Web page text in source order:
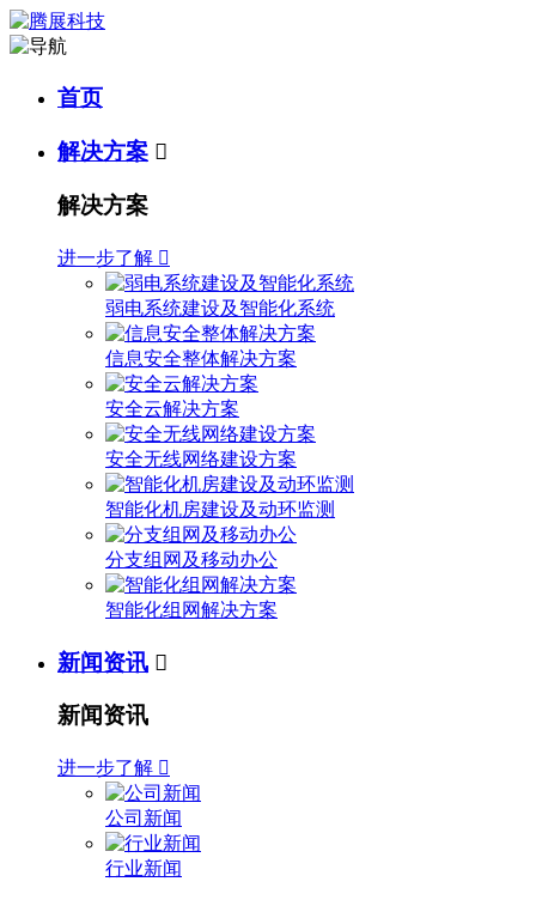
首页
解决方案 
解决方案
进一步了解 
弱电系统建设及智能化系统
信息安全整体解决方案
安全云解决方案
安全无线网络建设方案
智能化机房建设及动环监测
分支组网及移动办公
智能化组网解决方案
新闻资讯 
新闻资讯
进一步了解 
公司新闻
行业新闻